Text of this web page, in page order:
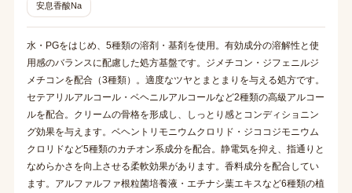
安息香酸Na
水・PGをはじめ、5種類の溶剤・基剤を使用。有効成分の溶解性と使
用感のバランスに配慮した処方基盤です。ジメチコン・ジフェニルジ
メチコンを配合（3種類）。適度なツヤとまとまりを与える処方です。
セテアリルアルコール・ベヘニルアルコールなど2種類の高級アルコー
ルを配合。クリームの骨格を形成し、しっとり感とコンディショニン
グ効果を与えます。ベヘントリモニウムクロリド・ジココジモニウム
クロリドなど5種類のカチオン系成分を配合。静電気を抑え、指通りと
なめらかさを向上させる柔軟効果があります。香料成分を配合してい
ます。アルファルファ根粒菌培養液・エチナシ葉エキスなど6種類の植